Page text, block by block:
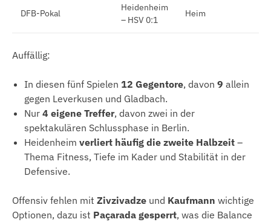
DFB-Pokal
Heidenheim
– HSV 0:1
Heim
Auffällig:
In diesen fünf Spielen 12 Gegentore, davon 9 allein
gegen Leverkusen und Gladbach.
Nur 4 eigene Treffer, davon zwei in der
spektakulären Schlussphase in Berlin.
Heidenheim verliert häufig die zweite Halbzeit –
Thema Fitness, Tiefe im Kader und Stabilität in der
Defensive.
Offensiv fehlen mit Zivzivadze und Kaufmann wichtige
Optionen, dazu ist Paçarada gesperrt, was die Balance